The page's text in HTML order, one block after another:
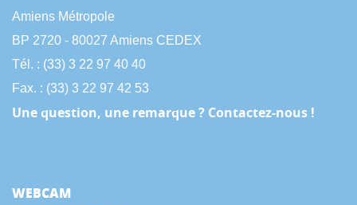
Amiens Métropole
BP 2720 - 80027 Amiens CEDEX
Tél. : (33) 3 22 97 40 40
Fax. : (33) 3 22 97 42 53
Une question, une remarque ? Contactez-nous !
WEBCAM